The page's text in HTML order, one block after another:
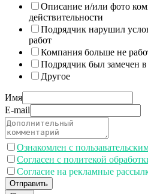
Описание и/или фото
действительности
Подрядчик нарушил
работ
Компания больше не
Подрядчик был замечен
Другое
Имя
E-mail
Ознакомлен с
Согласен с политекой
Согласие на рекламные
Отправить